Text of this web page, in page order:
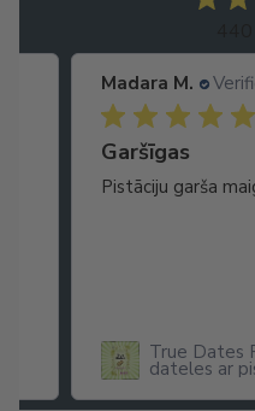
Madara M.
Garšīgas
Pistāciju garša
True Dates
dateles ar